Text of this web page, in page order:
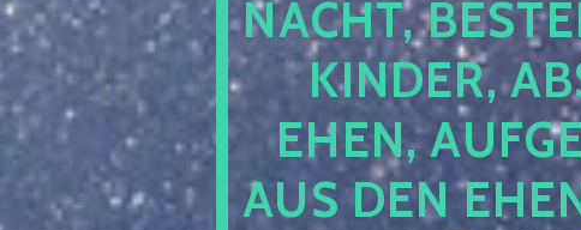
CHT,
NDER,
EN,
S DEN EHEN